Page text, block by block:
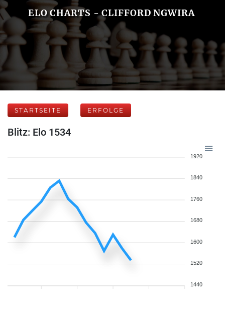
ELO CHARTS - CLIFFORD NGWIRA
STARTSEITE ERFOLGE
Blitz: Elo 1534
1920
1840
1760
1680
1600
1520
1440